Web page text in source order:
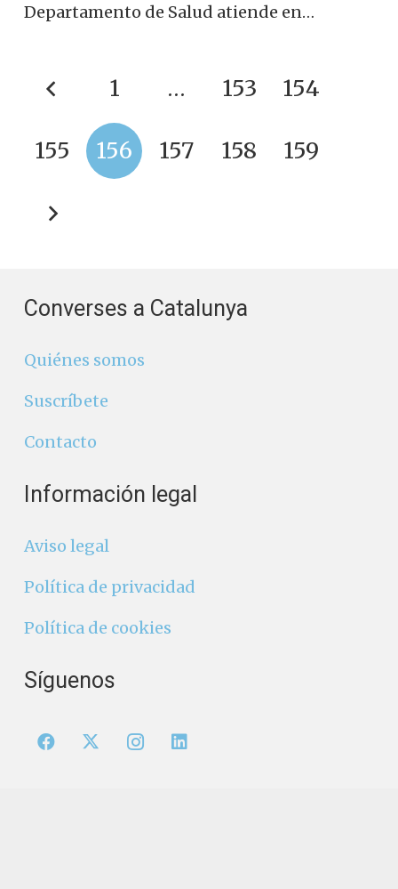
Departamento de Salud atiende en…
1 … 153 154
155 156 157 158 159
Converses a Catalunya
Quiénes somos
Suscríbete
Contacto
Información legal
Aviso legal
Política de privacidad
Política de cookies
Síguenos